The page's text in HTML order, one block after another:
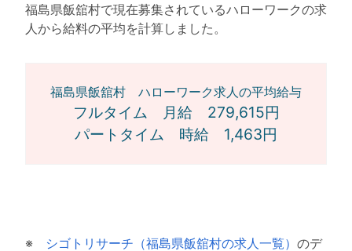
福島県飯舘村で現在募集されているハローワークの求
人から給料の平均を計算しました。
福島県飯舘村 ハローワーク求人の平均給与
フルタイム 月給 279,615円
パートタイム 時給 1,463円
※ シゴトリサーチ（福島県飯舘村の求人一覧） のデ